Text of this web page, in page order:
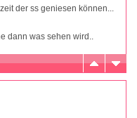
der ss geniesen können...
dann was sehen wird..